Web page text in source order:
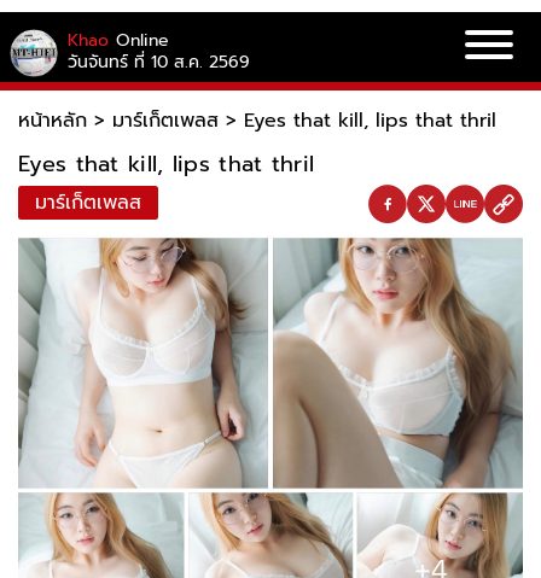
Khao Online
วันจันทร์ ที่ 10 ส.ค. 2569
หน้าหลัก > มาร์เก็ตเพลส > Eyes that kill, lips that thril
Eyes that kill, lips that thril
มาร์เก็ตเพลส